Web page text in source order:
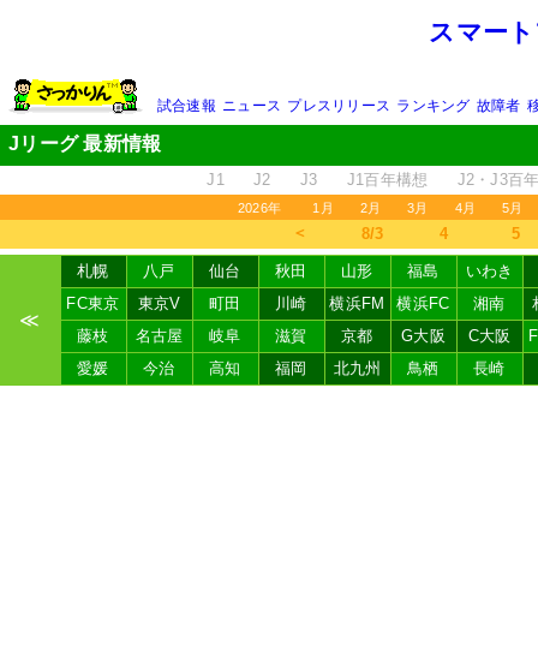
スマー
試合速報 ニュース プレスリリース ランキング 故障者
Jリーグ 最新情報
J1 J2 J3 J1百年構想 J2・J3百
2026年 1月 2月 3月 4月 5月
＜ 8/3 4 5
≪
札幌 八戸 仙台 秋田 山形 福島
いわき
FC東京
東京V 町田 川崎 横浜FM 横浜FC 湘南
藤枝
名古屋 岐阜 滋賀 京都 G大阪 C大阪
愛媛
今治 高知 福岡 北九州 鳥栖 長崎